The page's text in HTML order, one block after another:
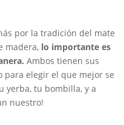
por la tradición del mate
madera, lo importante es
Ambos tienen sus
para elegir el que mejor se
yerba, tu bombilla, y a
nuestro!